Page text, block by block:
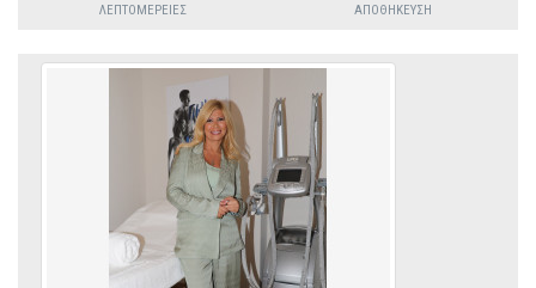
ΛΕΠΤΟΜΈΡΕΙΕΣ ΑΠΟΘΉΚΕΥΣΗ